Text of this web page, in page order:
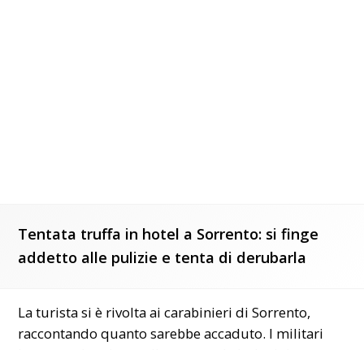
Tentata truffa in hotel a Sorrento: si finge
addetto alle pulizie e tenta di derubarla
La turista si è rivolta ai carabinieri di Sorrento,
raccontando quanto sarebbe accaduto. I militari